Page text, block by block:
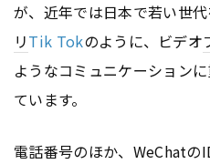
が、近年では日本で若い世
リTik Tokのように、ビデオ
ようなコミュニケーション
ています。
電話番号のほか、WeChatの